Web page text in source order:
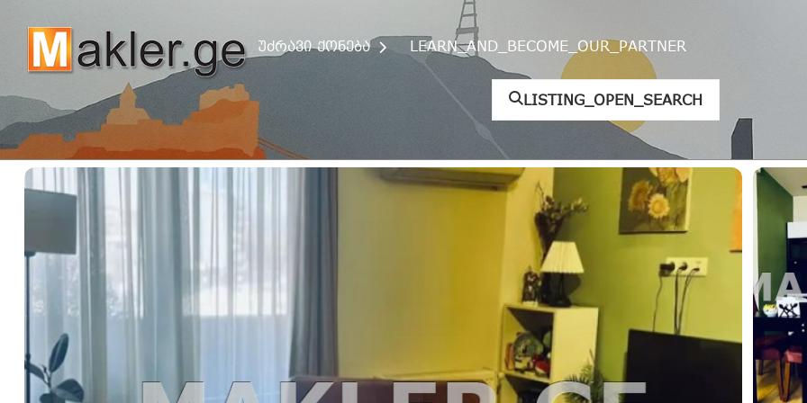
უძრავი ქონება LEARN_AND_BECOME_OUR_PARTNER
LISTING_OPEN_SEARCH